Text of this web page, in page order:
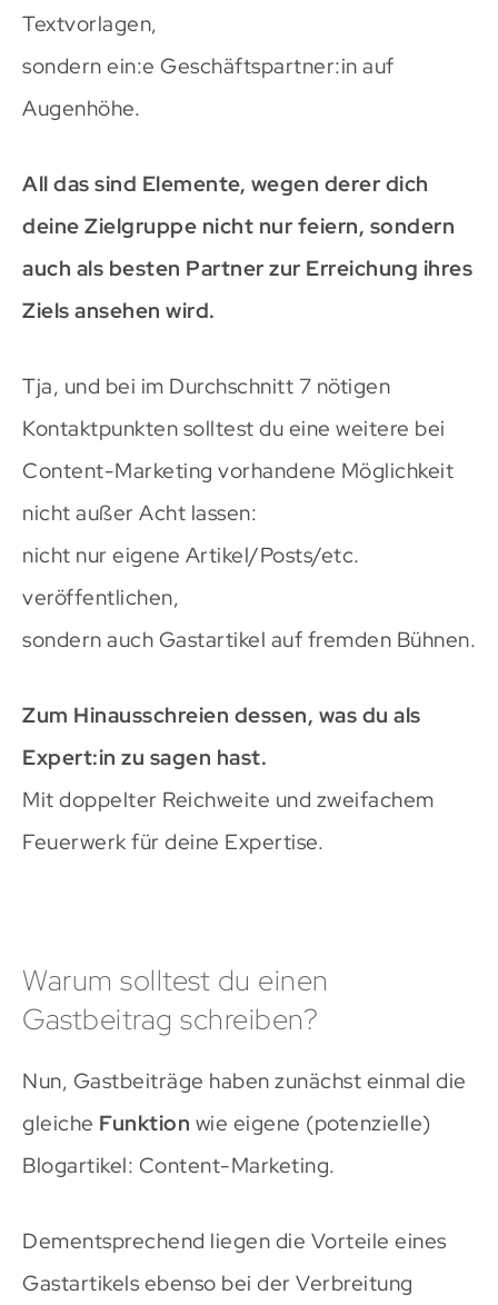
Textvorlagen,
sondern ein:e Geschäftspartner:in auf
Augenhöhe.
All das sind Elemente, wegen derer dich
deine Zielgruppe nicht nur feiern, sondern
auch als besten Partner zur Erreichung ihres
Ziels ansehen wird.
Tja, und bei im Durchschnitt 7 nötigen
Kontaktpunkten solltest du eine weitere bei
Content-Marketing vorhandene Möglichkeit
nicht außer Acht lassen:
nicht nur eigene Artikel/Posts/etc.
veröffentlichen,
sondern auch Gastartikel auf fremden Bühnen.
Zum Hinausschreien dessen, was du als
Expert:in zu sagen hast.
Mit doppelter Reichweite und zweifachem
Feuerwerk für deine Expertise.
Warum solltest du einen
Gastbeitrag schreiben?
Nun, Gastbeiträge haben zunächst einmal die
gleiche Funktion wie eigene (potenzielle)
Blogartikel: Content-Marketing.
Dementsprechend liegen die Vorteile eines
Gastartikels ebenso bei der Verbreitung